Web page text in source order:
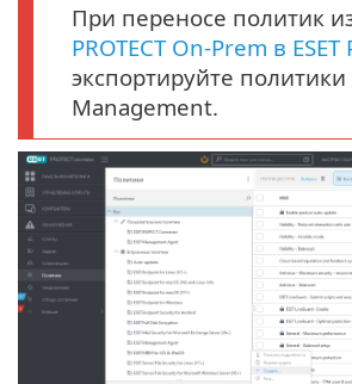
При переносе политик
PROTECT On-Prem в ESET
экспортируйте политики
Management.